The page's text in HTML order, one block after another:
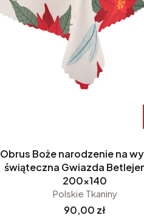
Obrus Boże narodzenie na
świąteczna Gwiazda
200x140
Polskie Tkaniny
Cena
90,00 zł